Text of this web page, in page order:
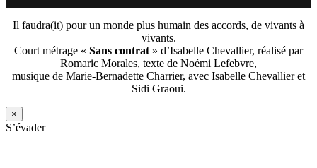
Il faudra(it) pour un monde plus humain des accords, de vivants à
vivants.
Court métrage « Sans contrat » d’Isabelle Chevallier, réalisé par
Romaric Morales, texte de Noémi Lefebvre,
musique de Marie-Bernadette Charrier, avec Isabelle Chevallier et
Sidi Graoui.
×
S’évader